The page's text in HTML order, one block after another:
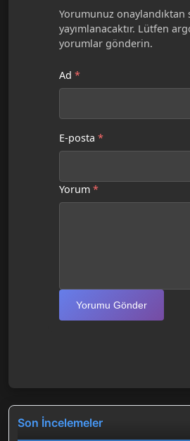
Yorumunuz onaylandıktan
yayımlanacaktır. Lütfen
yorumlar gönderin.
Ad *
E-posta *
Yorum *
Yorumu Gönder
Son İncelemeler